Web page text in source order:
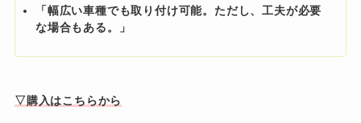
「幅広い車種でも取り付け可能。ただし、工夫が必要
な場合もある。」
▽購入はこちらから